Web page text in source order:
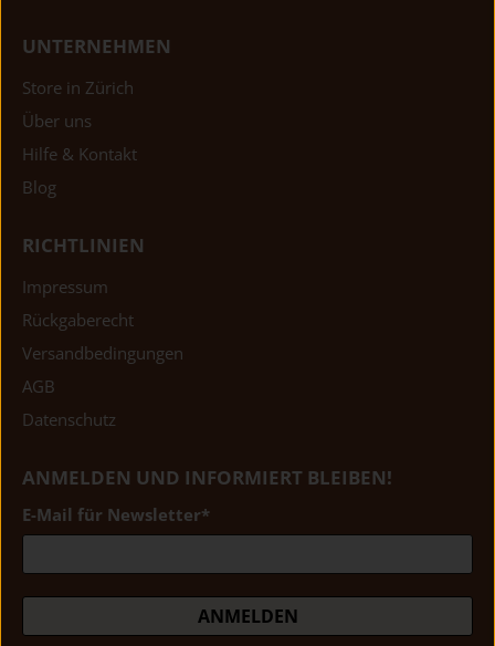
UNTERNEHMEN
Store in Zürich
Über uns
Hilfe & Kontakt
Blog
RICHTLINIEN
Impressum
Rückgaberecht
Versandbedingungen
AGB
Datenschutz
ANMELDEN UND INFORMIERT BLEIBEN!
E-Mail für Newsletter*
ANMELDEN